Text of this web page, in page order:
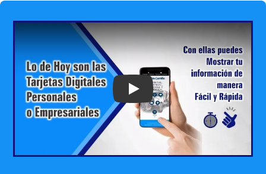
Play: Keynote (Google I/O '18)